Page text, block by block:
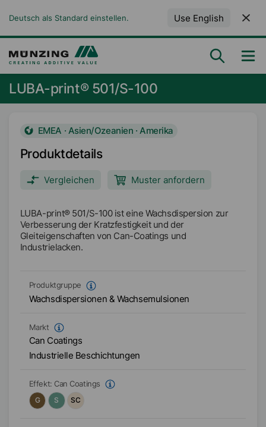
Deutsch als Standard einstellen. Use English
LUBA-print® 501/S-100
EMEA · Asien/Ozeanien · Amerika
Produktdetails
Vergleichen Muster anfordern
LUBA-print® 501/S-100 ist eine Wachsdispersion zur
Verbesserung der Kratzfestigkeit und der
Gleiteigenschaften von Can-Coatings und
Industrielacken.
Produktgruppe
Wachsdispersionen & Wachsemulsionen
Markt
Can Coatings
Industrielle Beschichtungen
Effekt: Can Coatings
G
S SC